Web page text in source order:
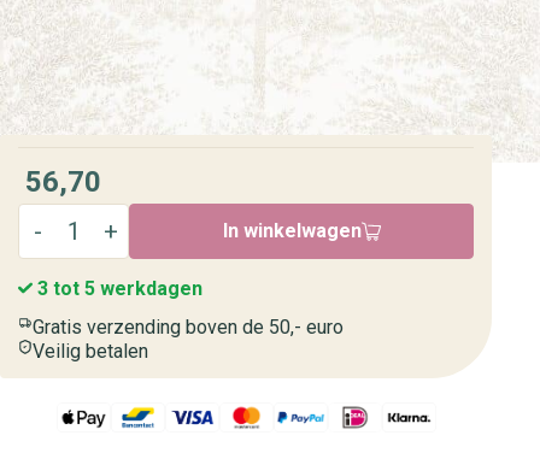
56,70
In winkelwagen
3 tot 5 werkdagen
Gratis verzending boven de 50,- euro
Veilig betalen